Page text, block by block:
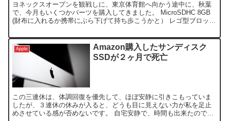
ヨネックスオープンを観戦しに、東京体育館へ向かう途中に、秋葉
で、今月もいくつかパーツを購入してきました。 MicroSDHC 8GB
(財布に入れるか携帯にぶら下げて持ち歩こうかと） レゴ型ブロック
Apple
Amazon購入したサンディスク
SSDが２ヶ月で死亡
この三連休は、体調回復を優先して、ほぼ安静に引きこもっていま
したが、３連休の休みが入ると、どうも目に見えない力が私を足止
めさせている感が否めないです。 自宅安静で、時間も出来たので、